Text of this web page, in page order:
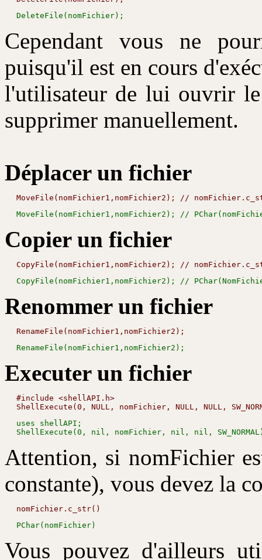
Cependant vous ne
puisqu'il est en cours
l'utilisateur de lui ouvrir
supprimer manuellement.
Déplacer un fichier
Copier un fichier
Renommer un fichier
Executer un fichier
#include <shellAPI.h>
uses shellAPI;
Attention, si nomFichier
constante), vous devez la
Vous pouvez d'ailleurs